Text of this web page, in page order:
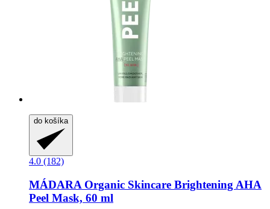
do košíka
4.0 (182)
MÁDARA Organic Skincare Brightening AHA
Peel Mask, 60 ml